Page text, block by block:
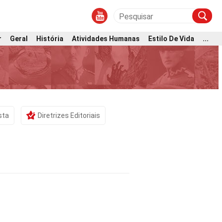
Geral História Atividades Humanas Estilo De Vida ...
Diretrizes Editoriais